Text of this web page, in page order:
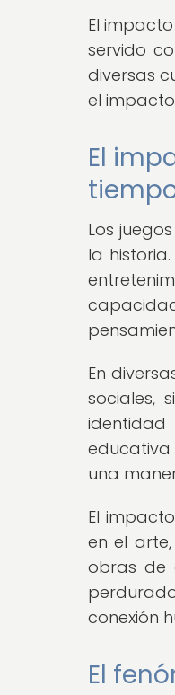
El
servido
diversas
el
El
Los
la
En
sociales,
identidad
educativa
una
El
en el
obras de
conexión
El